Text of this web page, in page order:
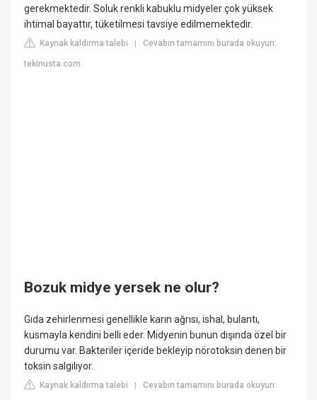
gerekmektedir. Soluk renkli kabuklu midyeler çok yüksek
ihtimal bayattır, tüketilmesi tavsiye edilmemektedir.
Kaynak kaldırma talebi |Cevabın tamamını burada okuyun:
tekinusta.com
Bozuk midye yersek ne olur?
Gıda zehirlenmesi genellikle karın ağrısı, ishal, bulantı,
kusmayla kendini belli eder. Midyenin bunun dışında özel bir
durumu var. Bakteriler içeride bekleyip nörotoksin denen bir
toksin salgılıyor.
Kaynak kaldırma talebi |Cevabın tamamını burada okuyun: